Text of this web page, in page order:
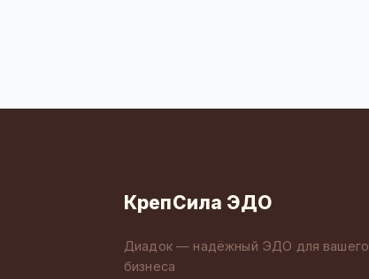
КрепСила ЭДО
Диадок — надёжный ЭДО для вашего
бизнеса